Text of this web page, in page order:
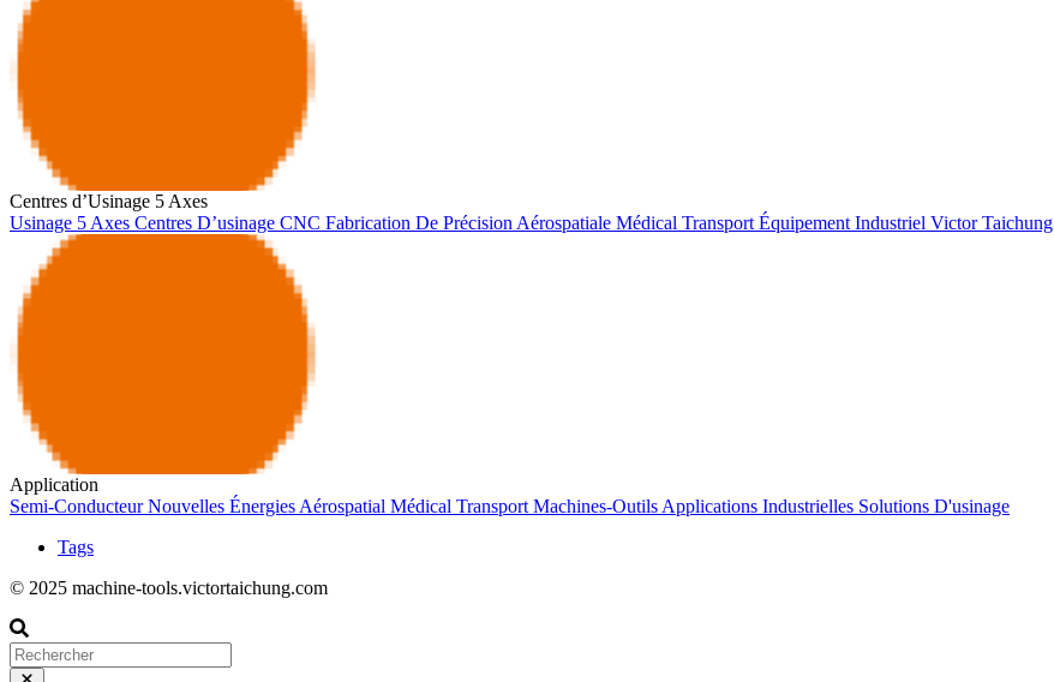
Centres d’Usinage 5 Axes
Usinage 5 Axes Centres D’usinage CNC Fabrication De Précision Aérospatiale Médical Transport Équipement Industriel Victor Taichung
Application
Semi-ConducteurNouvelles Énergies Aérospatial Médical Transport Machines-Outils Applications Industrielles Solutions D'usinage
Tags
© 2025 machine-tools.victortaichung.com